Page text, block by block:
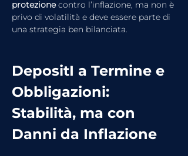
protezione contro l’inflazione, ma non è
privo di volatilità e deve essere parte di
una strategia ben bilanciata.
DepositI a Termine e
Obbligazioni:
Stabilità, ma con
Danni da Inflazione